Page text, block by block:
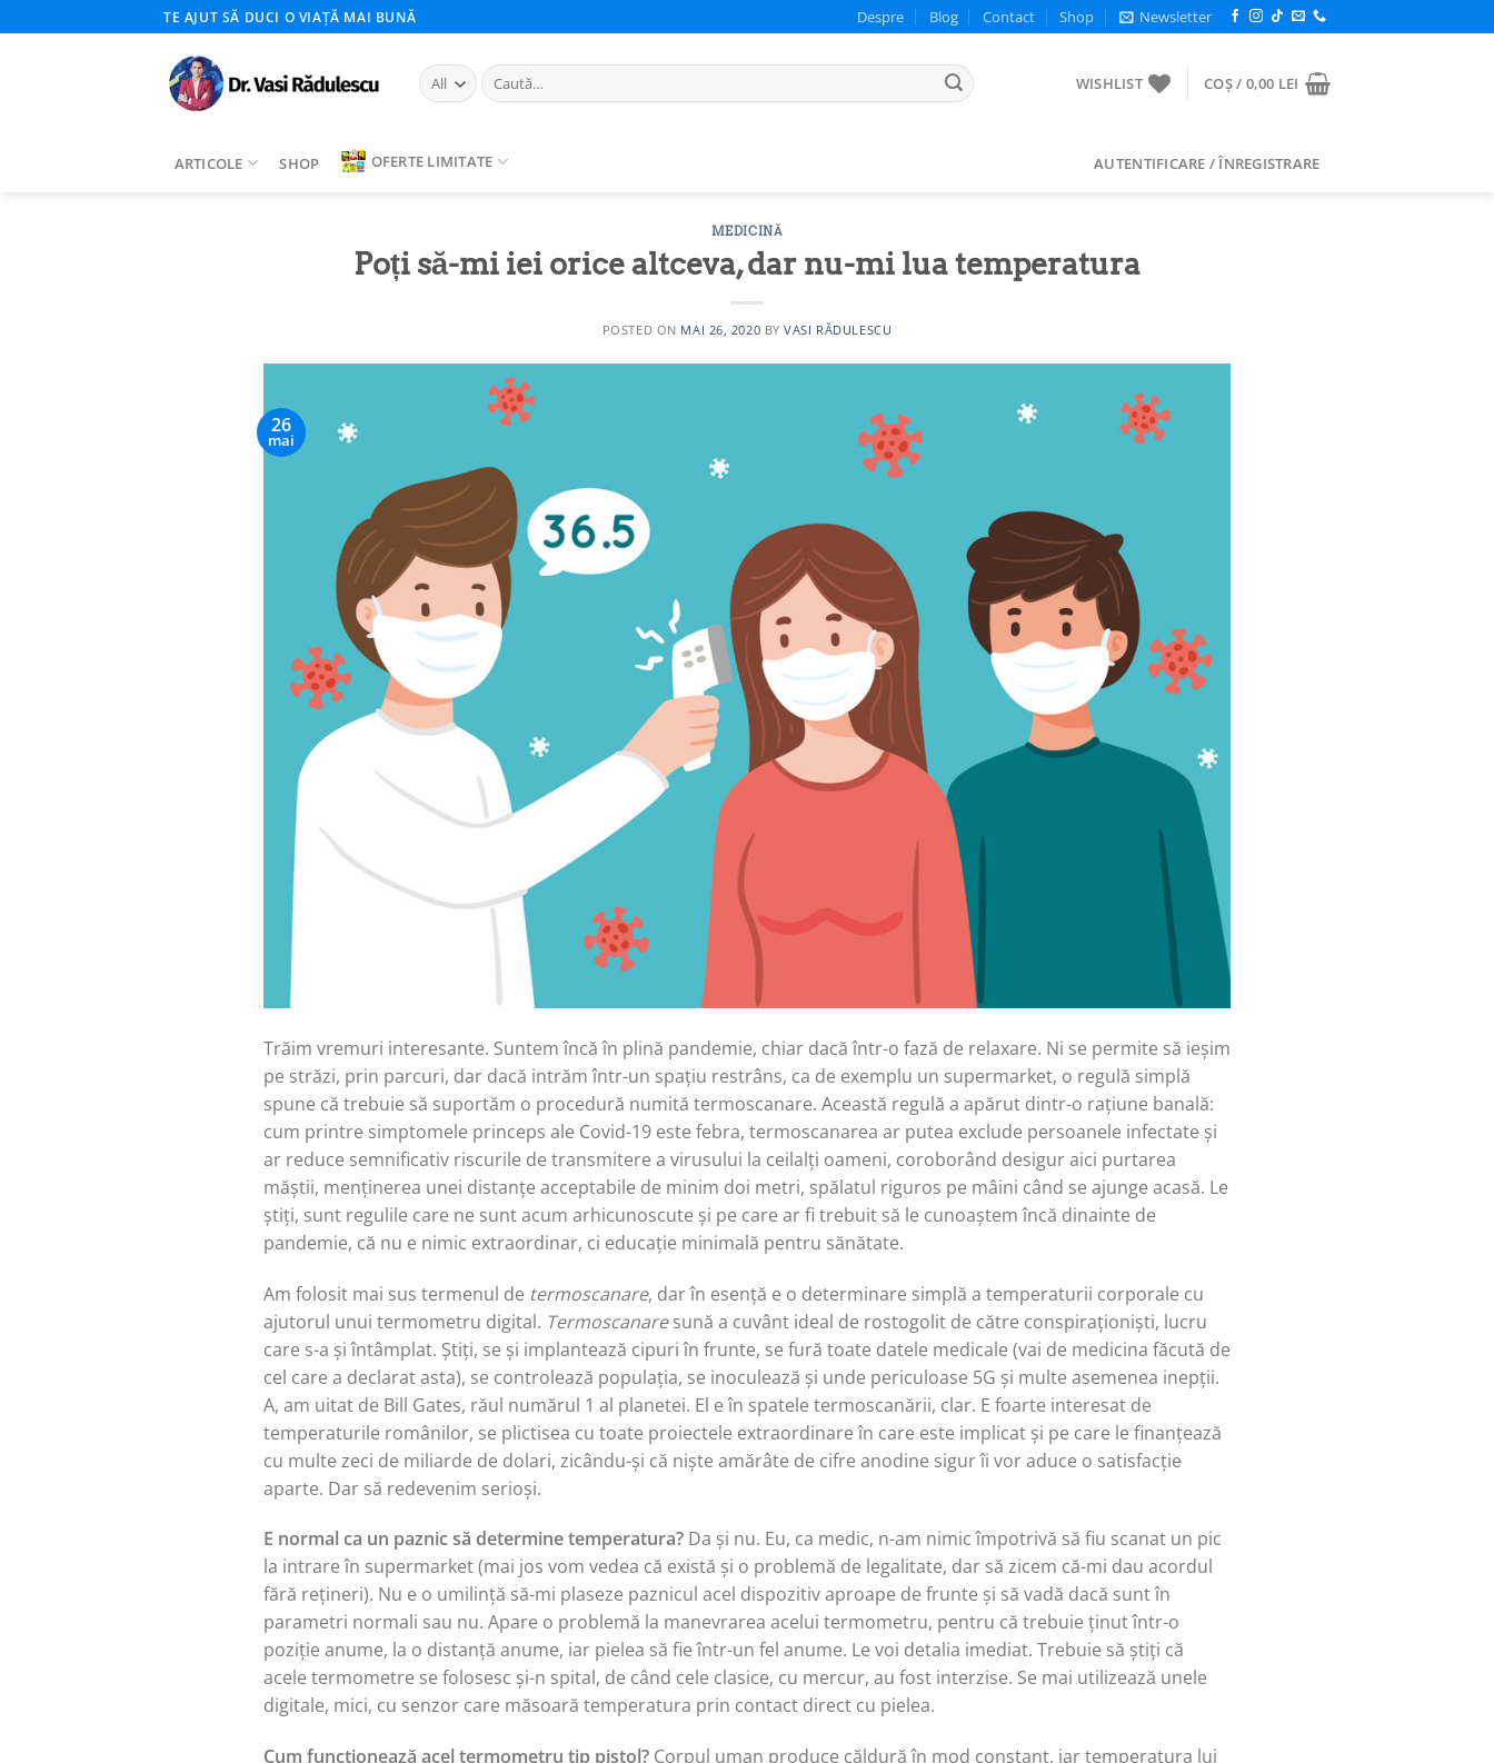
to
TE AJUT SĂ DUCI O VIAȚĂ MAI BUNĂ Despre Blog Contact Shop Newsletter
Caută
după:
WISHLIST COȘ / 0,00 LEI
ARTICOLE SHOP OFERTE LIMITATE AUTENTIFICARE / ÎNREGISTRARE
MEDICINĂ
Poți să-mi iei orice altceva, dar nu-mi lua temperatura
POSTED ON MAI 26, 2020 BYVASI RĂDULESCU
26
mai
Trăim vremuri interesante. Suntem încă în plină pandemie, chiar dacă într-o fază de relaxare. Ni se permite să ieșim
pe străzi, prin parcuri, dar dacă intrăm într-un spațiu restrâns, ca de exemplu un supermarket, o regulă simplă
spune că trebuie să suportăm o procedură numită termoscanare. Această regulă a apărut dintr-o rațiune banală:
cum printre simptomele princeps ale Covid-19 este febra, termoscanarea ar putea exclude persoanele infectate și
ar reduce semnificativ riscurile de transmitere a virusului la ceilalți oameni, coroborând desigur aici purtarea
măștii, menținerea unei distanțe acceptabile de minim doi metri, spălatul riguros pe mâini când se ajunge acasă. Le
știți, sunt regulile care ne sunt acum arhicunoscute și pe care ar fi trebuit să le cunoaștem încă dinainte de
pandemie, că nu e nimic extraordinar, ci educație minimală pentru sănătate.
Am folosit mai sus termenul de termoscanare, dar în esență e o determinare simplă a temperaturii corporale cu
ajutorul unui termometru digital. Termoscanaresună a cuvânt ideal de rostogolit de către conspiraționiști, lucru
care s-a și întâmplat. Știți, se și implantează cipuri în frunte, se fură toate datele medicale (vai de medicina făcută de
cel care a declarat asta), se controlează populația, se inoculează și unde periculoase 5G și multe asemenea inepții.
A, am uitat de Bill Gates, răul numărul 1 al planetei. El e în spatele termoscanării, clar. E foarte interesat de
temperaturile românilor, se plictisea cu toate proiectele extraordinare în care este implicat și pe care le finanțează
cu multe zeci de miliarde de dolari, zicându-și că niște amărâte de cifre anodine sigur îi vor aduce o satisfacție
aparte. Dar să redevenim serioși.
E normal ca un paznic să determine temperatura? Da și nu. Eu, ca medic, n-am nimic împotrivă să fiu scanat un pic
la intrare în supermarket (mai jos vom vedea că există și o problemă de legalitate, dar să zicem că-mi dau acordul
fără rețineri). Nu e o umilință să-mi plaseze paznicul acel dispozitiv aproape de frunte și să vadă dacă sunt în
parametri normali sau nu. Apare o problemă la manevrarea acelui termometru, pentru că trebuie ținut într-o
poziție anume, la o distanță anume, iar pielea să fie într-un fel anume. Le voi detalia imediat. Trebuie să știți că
acele termometre se folosesc și-n spital, de când cele clasice, cu mercur, au fost interzise. Se mai utilizează unele
digitale, mici, cu senzor care măsoară temperatura prin contact direct cu pielea.
Cum funcționează acel termometru tip pistol? Corpul uman produce căldură în mod constant, iar temperatura lui